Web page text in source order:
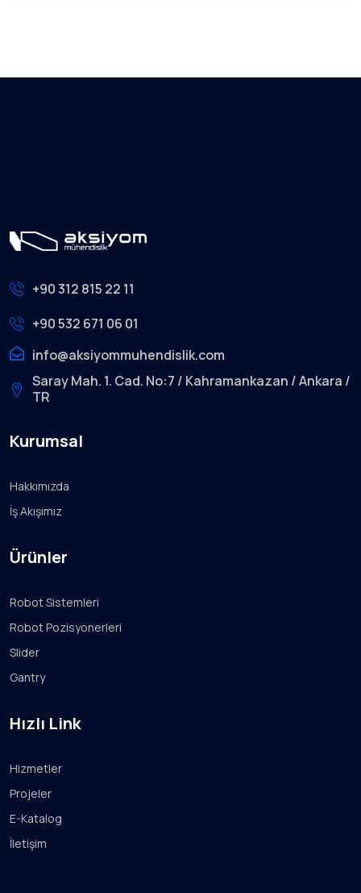
+90 312 815 22 11
+90 532 671 06 01
info@aksiyommuhendislik.com
Saray Mah. 1. Cad. No:7 / Kahramankazan / Ankara /
TR
Kurumsal
Hakkımızda
İş Akışımız
Ürünler
Robot Sistemleri
Robot Pozisyonerleri
Slider
Gantry
Hızlı Link
Hizmetler
Projeler
E-Katalog
İletişim